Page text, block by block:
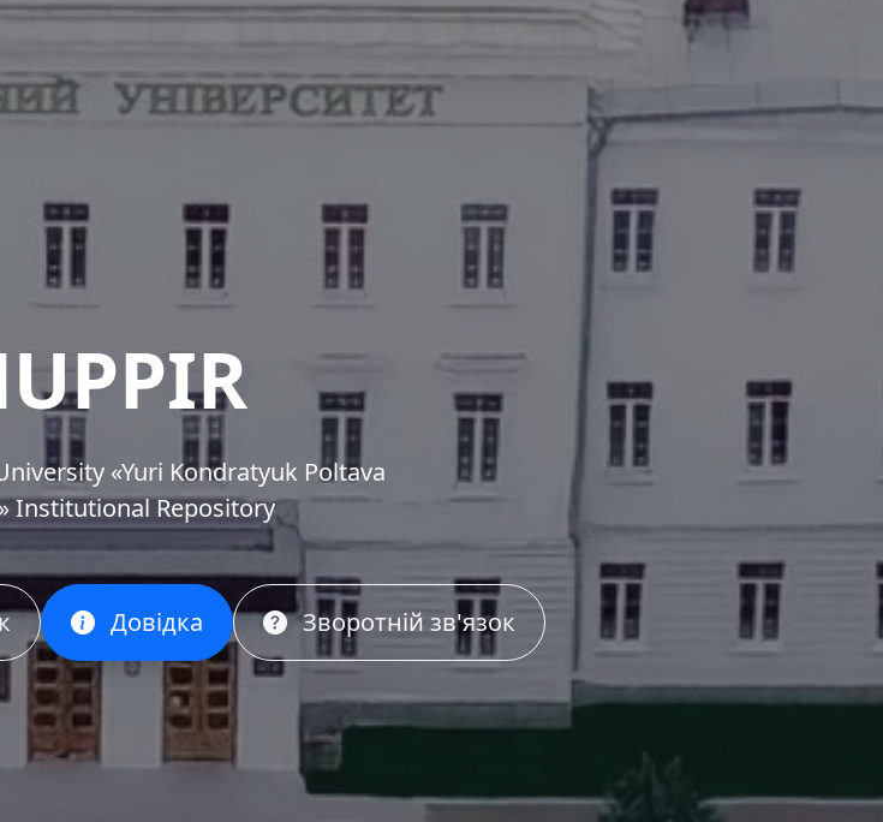
«Yuri Kondratyuk Poltava
Institutional Repository
Довідка Зворотній зв'язок